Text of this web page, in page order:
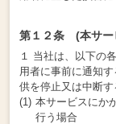
第１２条 (本サー
１ 当社は、以下の
用者に事前に通知
供を停止又は中断す
本サービスにか
行う場合